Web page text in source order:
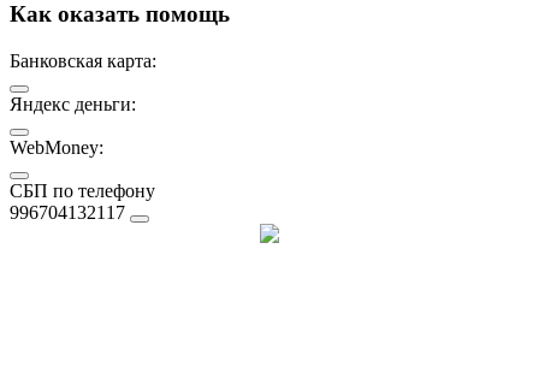
Как оказать помощь
Банковская карта:
Яндекс деньги:
WebMoney:
СБП по телефону
996704132117